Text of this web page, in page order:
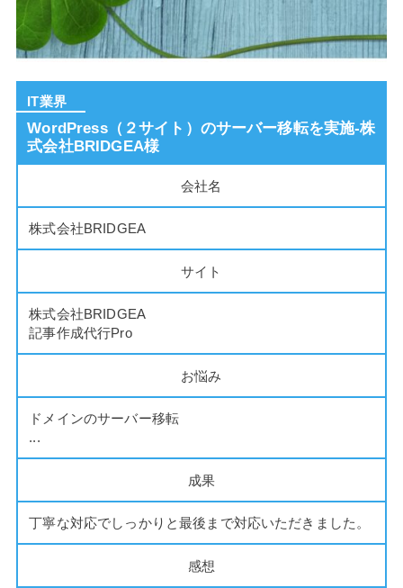
IT業界
WordPress（２サイト）のサーバー移転を実施-株
式会社BRIDGEA様
会社名
株式会社BRIDGEA
サイト
株式会社BRIDGEA
記事作成代行Pro
お悩み
ドメインのサーバー移転
...
成果
丁寧な対応でしっかりと最後まで対応いただきました。
感想